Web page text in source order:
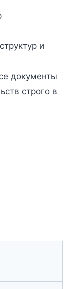
и
документы
строго в